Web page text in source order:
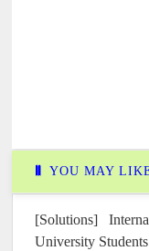
YOU MAY
[Solutions]
University Students